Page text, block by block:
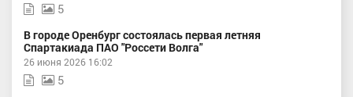
5
В городе Оренбург состоялась первая летняя
Спартакиада ПАО "Россети Волга"
26 июня 2026 16:02
5